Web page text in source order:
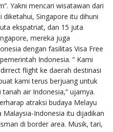
Yakni mencari wisatawan dari
diketahui, Singapore itu dihuni
ekspatriat, dan 15 juta
mereka juga
dengan fasilitas Visa Free
Indonesia. ” Kami
flight ke daerah destinasi
kami terus berjuang untuk
air Indonesia,” ujarnya.
atraksi budaya Melayu
Indonesia itu dijadikan
di border area. Musik, tari,